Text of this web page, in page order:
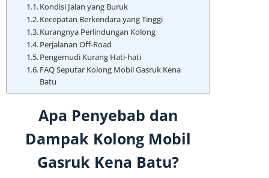
Kondisi Jalan yang Buruk
Kecepatan Berkendara yang Tinggi
Kurangnya Perlindungan Kolong
Perjalanan Off-Road
Pengemudi Kurang Hati-hati
FAQ Seputar Kolong Mobil Gasruk Kena
Batu
Apa Penyebab dan
Dampak Kolong Mobil
Gasruk Kena Batu?